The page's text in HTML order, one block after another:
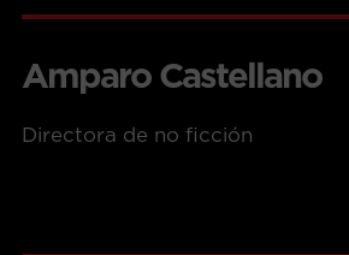
Amparo Castellano
Directora de no ficción